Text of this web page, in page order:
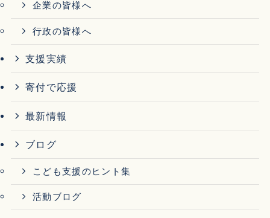
企業の皆様へ
行政の皆様へ
支援実績
寄付で応援
最新情報
ブログ
こども支援のヒント集
活動ブログ